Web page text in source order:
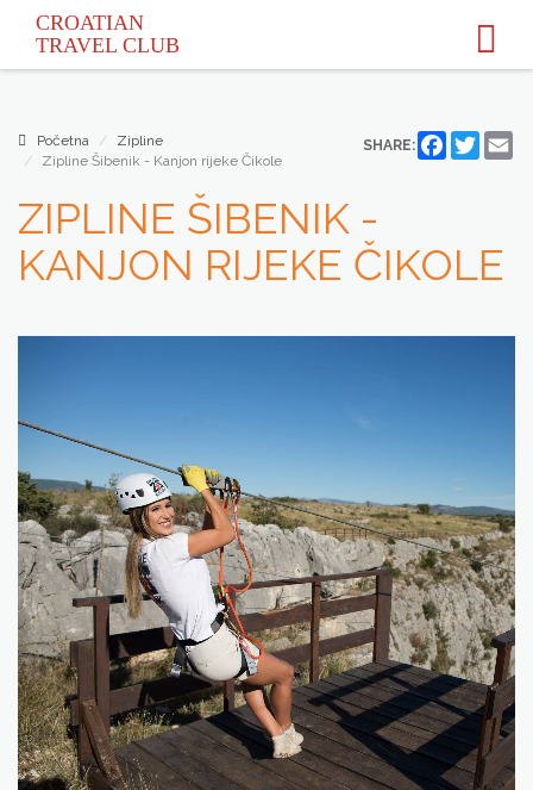
CROATIAN
TRAVEL CLUB
Početna
Zipline
Zipline Šibenik - Kanjon rijeke Čikole
SHARE: Facebook
Twitter
ZIPLINE ŠIBENIK -
KANJON RIJEKE ČIKOLE